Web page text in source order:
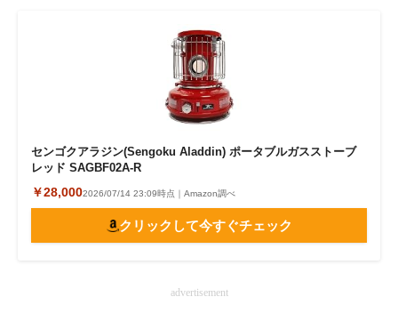
センゴクアラジン(Sengoku Aladdin) ポータブルガスストーブ
レッド SAGBF02A-R
￥28,0002026/07/14 23:09時点｜Amazon調べ
クリックして今すぐチェック
advertisement